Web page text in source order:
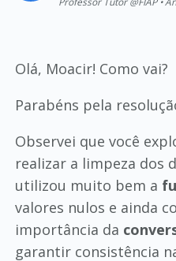
Olá, Moacir! Como vai?
Parabéns pela
Observei que você
realizar a limpeza dos
utilizou muito bem a
valores nulos e ainda
importância da
garantir consistência